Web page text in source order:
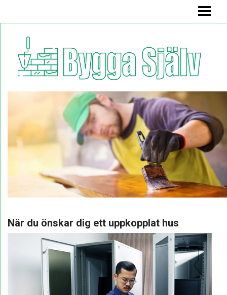
BADRUMSMÖBEL
BÄNK MED FÖRVARING
BLOGG
När du önskar dig ett uppkopplat hus